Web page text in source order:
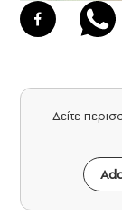
Δείτε